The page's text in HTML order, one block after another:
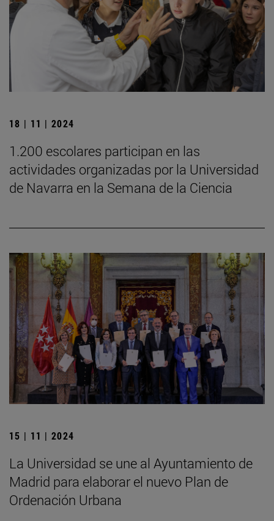
18 | 11 | 2024
1.200 escolares participan en las
actividades organizadas por la Universidad
de Navarra en la Semana de la Ciencia
15 | 11 | 2024
La Universidad se une al Ayuntamiento de
Madrid para elaborar el nuevo Plan de
Ordenación Urbana